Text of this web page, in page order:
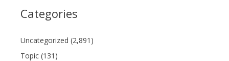
Categories
Uncategorized (2,891)
Topic (131)